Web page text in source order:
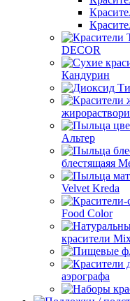
DECOR
Кандурин
Альтер
блестящаяя
Velvet Kreda
Food Color
красители
аэрографа